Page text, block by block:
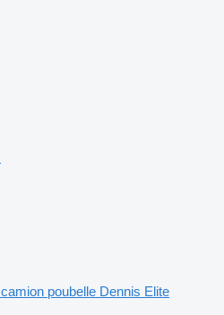
camion poubelle Dennis Elite